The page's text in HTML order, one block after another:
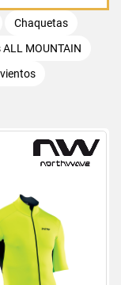
Chaquetas
MOUNTAIN